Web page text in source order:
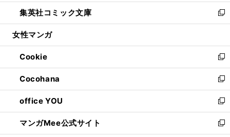
く
ウ
で
開
ン
ド
ウ
開
く
ウ
ィ
ン
ウ
で
開
く
し
い
ウ
ン
ド
ウ
で
開
く
集英社コミック文庫
新
し
ウ
ィ
ン
ド
ウ
で
開
く
女性マンガ
Cookie
新
し
い
ウ
ィ
ン
ド
ウ
Cocohana
新
し
い
ウ
ィ
ン
office YOU
新
し
い
マンガMee公式サイト
新